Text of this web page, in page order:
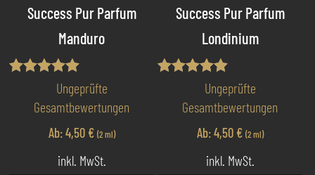
Success Pur Parfum
Manduro
Bewertet mit
von 5
Ungeprüfte
Gesamtbewertungen
Ab:4,50 € (2 ml)
inkl. MwSt.
Success Pur Parfum
Londinium
Bewertet
4.80
Ungeprüfte
Gesamtbewertungen
Ab:4,50 € (2 ml)
inkl. MwSt.